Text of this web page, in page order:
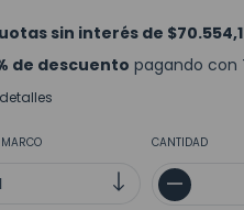
sin interés de
de descuento pagando con
CANTIDAD